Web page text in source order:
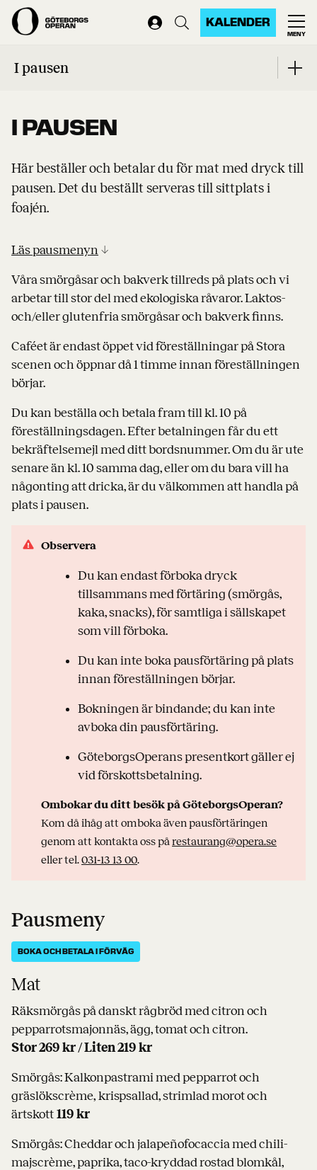
KALENDER
MENY
Start
I PAUSEN
Här beställer och betalar du för mat med dryck till
pausen. Det du beställt serveras till sittplats i
foajén.
I pausen
Läs pausmenyn ↓
Våra smörgåsar och bakverk tillreds på plats och vi
arbetar till stor del med ekologiska råvaror. Laktos-
och/eller glutenfria smörgåsar och bakverk finns.
Caféet är endast öppet vid föreställningar på Stora
scenen och öppnar då 1 timme innan föreställningen
börjar.
Du kan beställa och betala fram till kl. 10 på
föreställningsdagen. Efter betalningen får du ett
bekräftelsemejl med ditt bordsnummer. Om du är ute
senare än kl. 10 samma dag, eller om du bara vill ha
någonting att dricka, är du välkommen att handla på
plats i pausen.
Observera
Du kan endast förboka dryck
tillsammans med förtäring (smörgås,
kaka, snacks), för samtliga i sällskapet
som vill förboka.
Du kan inte boka pausförtäring på plats
innan föreställningen börjar.
Bokningen är bindande; du kan inte
avboka din pausförtäring.
GöteborgsOperans presentkort gäller ej
vid förskottsbetalning.
Ombokar du ditt besök på GöteborgsOperan?
Kom då ihåg att omboka även pausförtäringen
genom att kontakta oss på restaurang@opera.se
eller tel.031‑13 13 00.
Pausmeny
BOKA OCH BETALA I FÖRVÄG
Mat
Räksmörgås på danskt rågbröd med citron och
pepparrotsmajonnäs, ägg, tomat och citron.
Stor 269 kr / Liten 219 kr
Smörgås: Kalkonpastrami med pepparrot och
gräslökscrème, krispsallad, strimlad morot och
ärtskott 119 kr
Smörgås: Cheddar och jalapeñofocaccia med chili-
majscrème, paprika, taco-kryddad rostad blomkål,